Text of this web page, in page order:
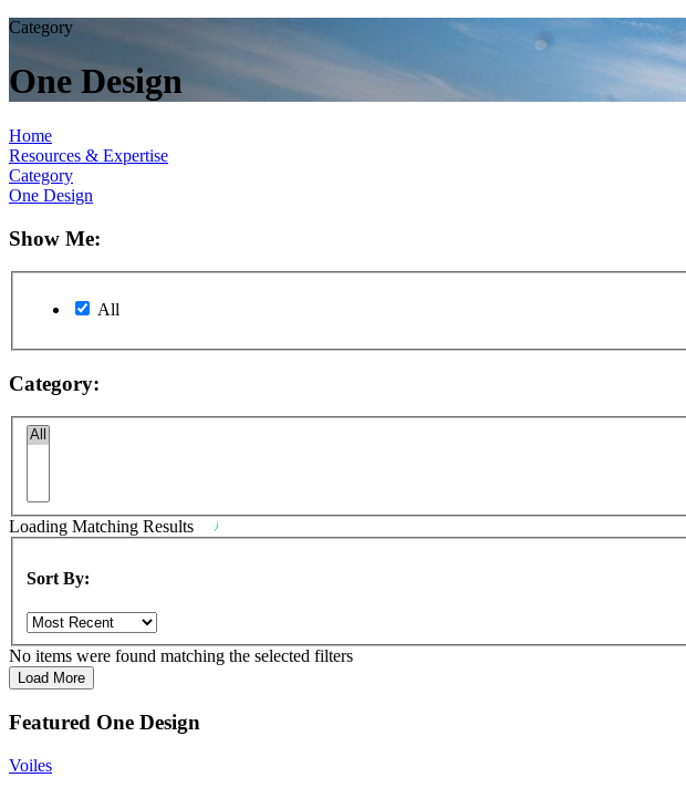
Category
One Design
Home
Resources & Expertise
Category
One Design
Show Me:
All
Category:
Loading Matching Results
Sort By:
No items were found matching the selected filters
Load More
Featured One Design
Voiles